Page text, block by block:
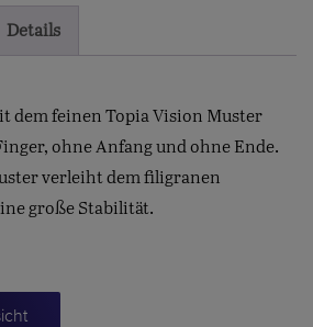
Details
dem feinen Topia Vision Muster
ohne Anfang und ohne Ende.
verleiht dem filigranen
große Stabilität.